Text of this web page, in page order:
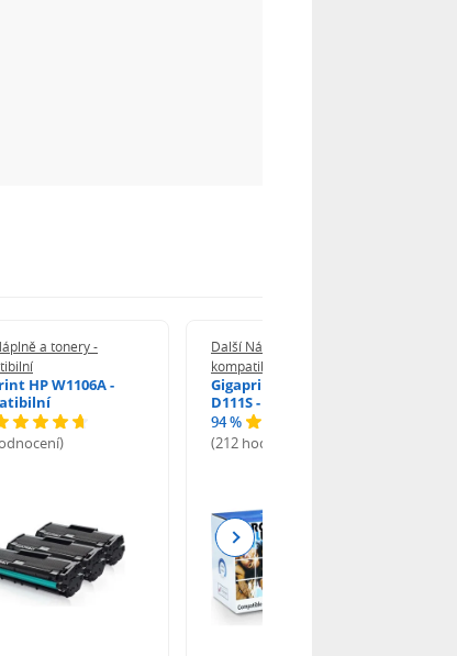
a tonery -
HP W1106A -
Další Náplně a tonery -
kompatibilní
Gigaprint Samsung MLT-
D111S - kompatibilní
94 %
(212 hodnocení)
Next